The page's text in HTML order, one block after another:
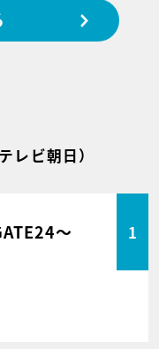
テレビ朝日）
～ 1